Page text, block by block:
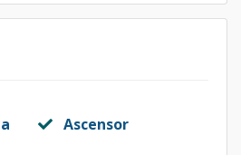
Ascensor